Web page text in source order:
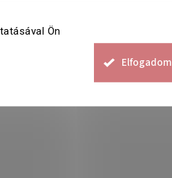
Ön
Elfogadom